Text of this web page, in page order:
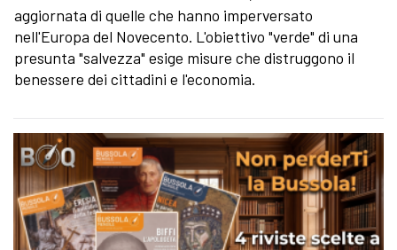
aggiornata di quelle che hanno imperversato
nell'Europa del Novecento. L'obiettivo "verde" di una
presunta "salvezza" esige misure che distruggono il
benessere dei cittadini e l'economia.